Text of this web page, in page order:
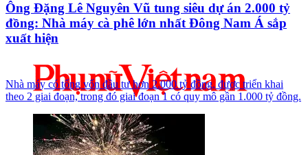
Ông Đặng Lê Nguyên Vũ tung siêu dự án 2.000 tỷ
đồng: Nhà máy cà phê lớn nhất Đông Nam Á sắp
xuất hiện
Nhà máy có tổng vốn đầu tư hơn 2.000 tỷ đồng, được triển khai
theo 2 giai đoạn, trong đó giai đoạn 1 có quy mô gần 1.000 tỷ đồng.